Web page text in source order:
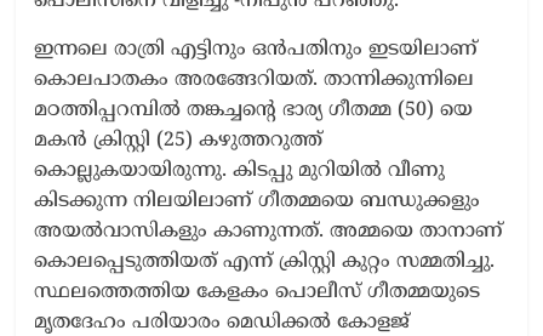
ഇന്നലെ രാത്രി എട്ടിനും ഒൻപതിനും ഇടയിലാണ്
കൊലപാതകം അരങ്ങേറിയത്. താന്നിക്കുന്നിലെ
മഠത്തിപ്പറമ്പിൽ തങ്കച്ചന്റെ ഭാര്യ ഗീതമ്മ (50) യെ
മകൻ ക്രിസ്റ്റി (25) കഴുത്തറുത്ത്
കൊല്ലുകയായിരുന്നു. കിടപ്പു മുറിയിൽ വീണു
കിടക്കുന്ന നിലയിലാണ് ഗീതമ്മയെ ബന്ധുക്കളും
അയൽവാസികളും കാണുന്നത്. അമ്മയെ താനാണ്
കൊലപ്പെടുത്തിയത് എന്ന് ക്രിസ്റ്റി കുറ്റം സമ്മതിച്ചു.
സ്ഥലത്തെത്തിയ കേളകം പൊലീസ് ഗീതമ്മയുടെ
മൃതദേഹം പരിയാരം മെഡിക്കൽ കോളജ്